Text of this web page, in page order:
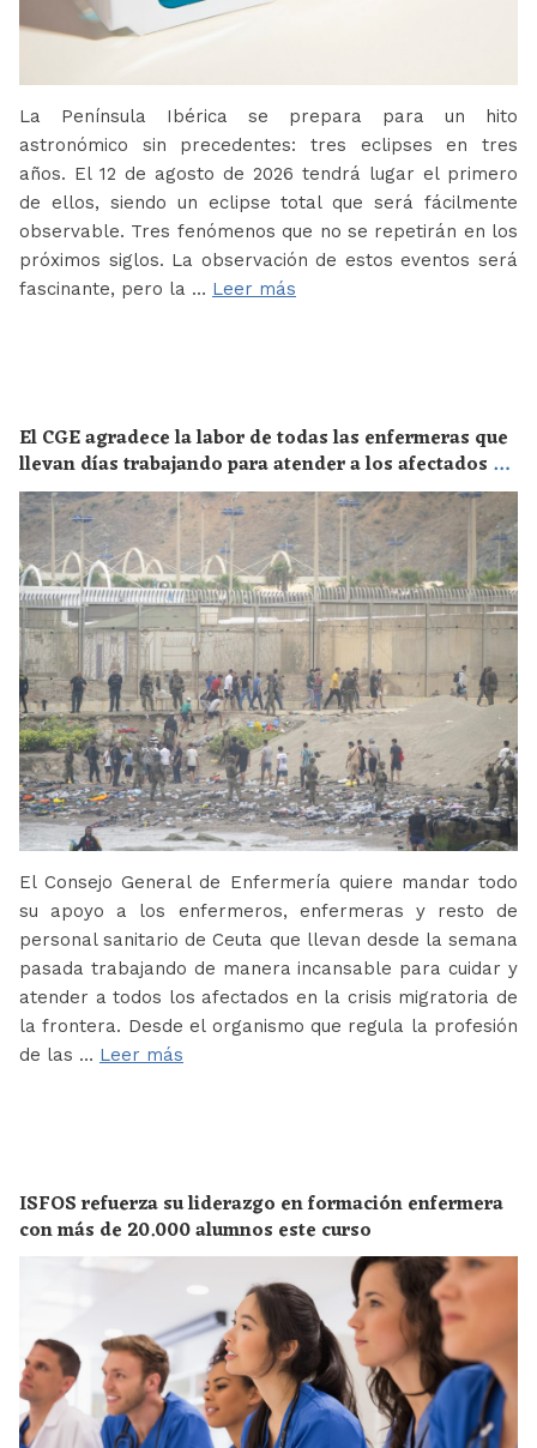
La Península Ibérica se prepara para un hito
astronómico sin precedentes: tres eclipses en tres
años. El 12 de agosto de 2026 tendrá lugar el primero
de ellos, siendo un eclipse total que será fácilmente
observable. Tres fenómenos que no se repetirán en los
próximos siglos. La observación de estos eventos será
fascinante, pero la … Leer más
El CGE agradece la labor de todas las enfermeras que
llevan días trabajando para atender a los afectados de
la crisis migratoria de Ceuta
El Consejo General de Enfermería quiere mandar todo
su apoyo a los enfermeros, enfermeras y resto de
personal sanitario de Ceuta que llevan desde la semana
pasada trabajando de manera incansable para cuidar y
atender a todos los afectados en la crisis migratoria de
la frontera. Desde el organismo que regula la profesión
de las … Leer más
ISFOS refuerza su liderazgo en formación enfermera
con más de 20.000 alumnos este curso